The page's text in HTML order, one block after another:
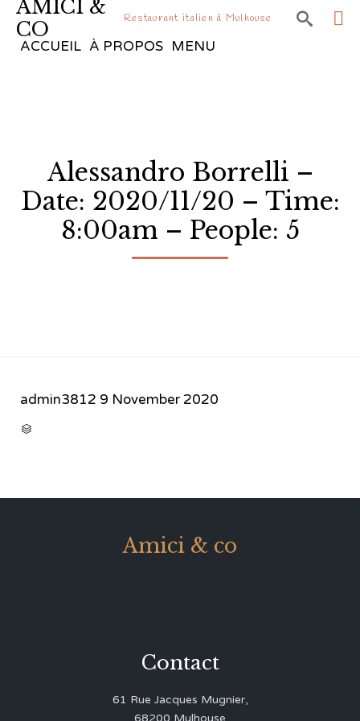
AMICI &
CO
Restaurant italien à Mulhouse 
ACCUEIL À PROPOS MENU
Alessandro Borrelli –
Date: 2020/11/20 – Time:
8:00am – People: 5
admin3812 9 November 2020

Amici & co
Contact
61 Rue Jacques Mugnier,